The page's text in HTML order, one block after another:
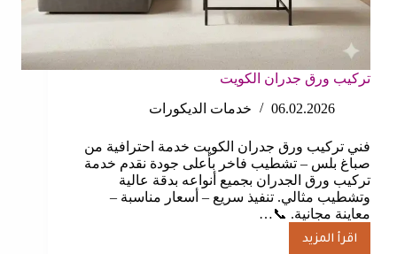
تركيب ورق جدران الكويت
06.02.2026
خدمات الديكورات
فني تركيب ورق جدران الكويت خدمة احترافية من
صباغ بلس – تشطيب فاخر بأعلى جودة نقدم خدمة
تركيب ورق الجدران بجميع أنواعه بدقة عالية
وتشطيب مثالي. تنفيذ سريع – أسعار مناسبة –
معاينة مجانية. 📞…
اقرأ المزيد
تركيب